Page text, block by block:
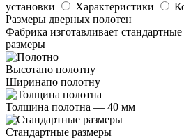
установки
Характеристики
Размеры дверных полотен
Фабрика изготавливает
размеры
Высотапо полотну
Ширинапо полотну
Толщина полотна — 40 мм
Стандартные размеры